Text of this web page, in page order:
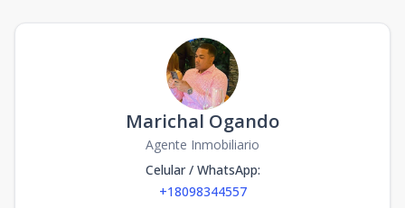
Marichal Ogando
Agente Inmobiliario
Celular / WhatsApp:
+18098344557